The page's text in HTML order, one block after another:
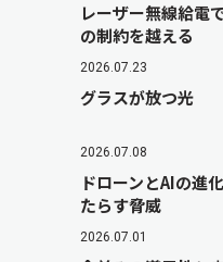
レーザー無線給電
の制約を越える
2026.07.23
グラスが放つ光
2026.07.08
ドローンとAIの進
たらす脅威
2026.07.01